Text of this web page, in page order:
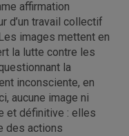
affirmation
d’un travail collectif
images mettent en
la lutte contre les
la
inconsciente, en
aucune image ni
et définitive : elles
des actions